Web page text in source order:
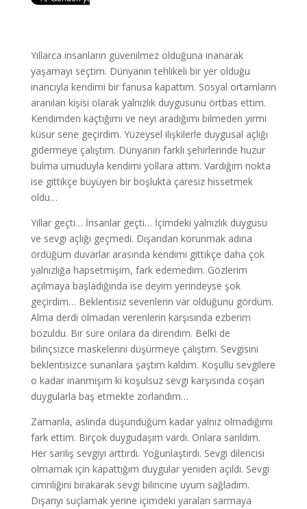
Yıllarca insanların güvenilmez olduğuna inanarak
yaşamayı seçtim. Dünyanın tehlikeli bir yer olduğu
inancıyla kendimi bir fanusa kapattım. Sosyal ortamların
aranılan kişisi olarak yalnızlık duygusunu örtbas ettim.
Kendimden kaçtığımı ve neyi aradığımı bilmeden yirmi
küsur sene geçirdim. Yüzeysel ilişkilerle duygusal açlığı
gidermeye çalıştım. Dünyanın farklı şehirlerinde huzur
bulma umuduyla kendimi yollara attım. Vardığım nokta
ise gittikçe büyüyen bir boşlukta çaresiz hissetmek
oldu…
Yıllar geçti… İnsanlar geçti… İçimdeki yalnızlık duygusu
ve sevgi açlığı geçmedi. Dışarıdan korunmak adına
ördüğüm duvarlar arasında kendimi gittikçe daha çok
yalnızlığa hapsetmişim, fark edemedim. Gözlerim
açılmaya başladığında ise deyim yerindeyse şok
geçirdim… Beklentisiz sevenlerin var olduğunu gördüm.
Alma derdi olmadan verenlerin karşısında ezberim
bozuldu. Bir süre onlara da direndim. Belki de
bilinçsizce maskelerini düşürmeye çalıştım. Sevgisini
beklentisizce sunanlara şaştım kaldım. Koşullu sevgilere
o kadar inanmışım ki koşulsuz sevgi karşısında coşan
duygularla baş etmekte zorlandım…
Zamanla, aslında düşündüğüm kadar yalnız olmadığımı
fark ettim. Birçok duygudaşım vardı. Onlara sarıldım.
Her sarılış sevgiyi arttırdı. Yoğunlaştırdı. Sevgi dilencisi
olmamak için kapattığım duygular yeniden açıldı. Sevgi
cimriliğini bırakarak sevgi bilincine uyum sağladım.
Dışarıyı suçlamak yerine içimdeki yaraları sarmaya